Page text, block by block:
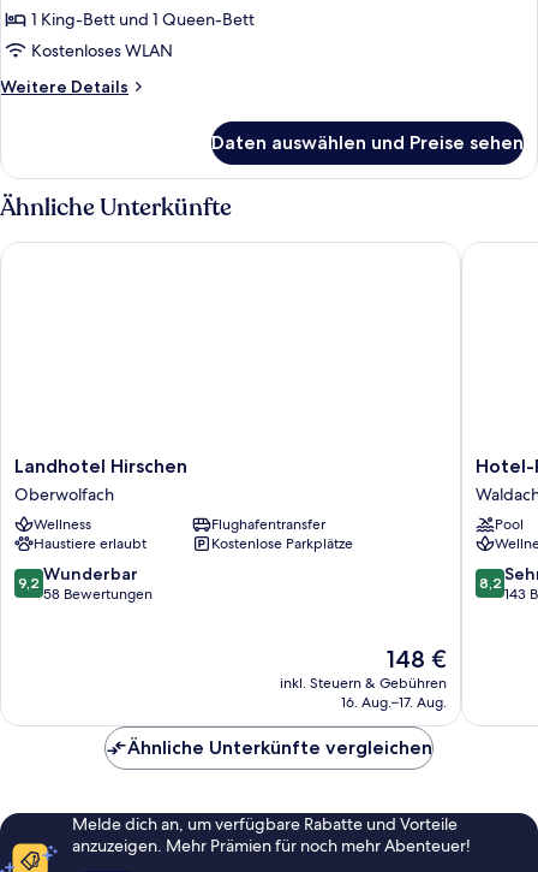
Betten,
Balkon
1 King-Bett und 1 Queen-Bett
Kostenloses WLAN
Weitere Details
Weitere
Apartment,
Mehrere
Betten,
Daten auswählen und Preise sehen
Ähnliche Unterkünfte
Landhotel
Hirschen
Oberwolfach
Landhotel Hirschen
Oberwolfach
Wellness
Flughafentransfer
Haustiere erlaubt
Kostenlose Parkplätze
9.2
von
9,2 Wunderbar
58 Bewertungen
Der
Preis
beträgt
148 €
inkl. Steuern & Gebühren
16. Aug.–17. Aug.
Landhotel Hirschen
Hotel-
Resort
-
Adults
only
Hotel-
Pool
8.2
von
8,2
143
Hotel-
Ähnliche Unterkünfte vergleichen
Melde dich an, um verfügbare Rabatte und Vorteile
anzuzeigen. Mehr Prämien für noch mehr Abenteuer!